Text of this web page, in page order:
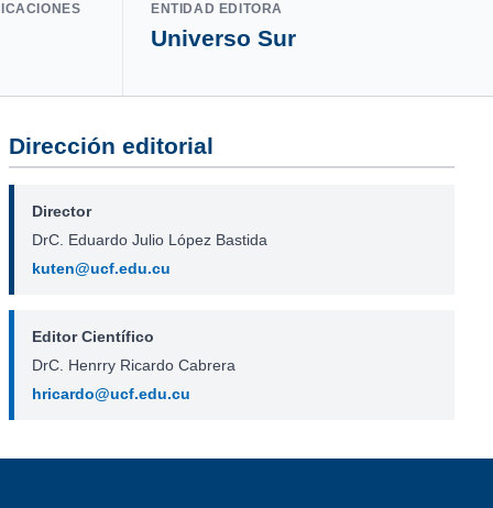
ENTIDAD EDITORA
Universo Sur
Dirección editorial
Director
DrC. Eduardo Julio López Bastida
kuten@ucf.edu.cu
Editor Científico
DrC. Henrry Ricardo Cabrera
hricardo@ucf.edu.cu